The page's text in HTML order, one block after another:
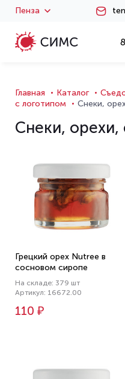
Пенза
Главная Каталог
с логотипом
Снеки,
Снеки, орехи,
Грецкий орех Nutree в
сосновом сиропе
На складе: 379 шт
Артикул: 16672.00
110 ₽